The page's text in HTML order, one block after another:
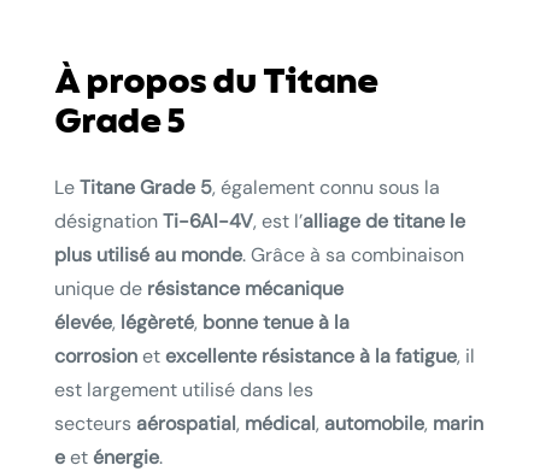
À propos du Titane
Grade 5
Le Titane Grade 5, également connu sous la
désignation Ti-6Al-4V, est l’alliage de titane le
plus utilisé au monde. Grâce à sa combinaison
unique de résistance mécanique
élevée, légèreté, bonne tenue à la
corrosion et excellente résistance à la fatigue, il
est largement utilisé dans les
secteurs aérospatial, médical, automobile, marin
e et énergie.